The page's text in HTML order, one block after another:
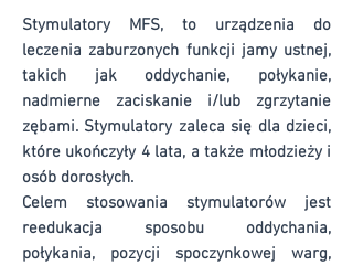
Stymulatory MFS, to urządzenia do
leczenia zaburzonych funkcji jamy ustnej,
takich jak oddychanie, połykanie,
nadmierne zaciskanie i/lub zgrzytanie
zębami. Stymulatory zaleca się dla dzieci,
które ukończyły 4 lata, a także młodzieży i
osób dorosłych.
Celem stosowania stymulatorów jest
reedukacja sposobu oddychania,
połykania, pozycji spoczynkowej warg,